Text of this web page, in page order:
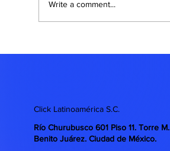
Write a comment...
Click Latinoamérica S.C.
Río Churubusco 601 Piso 11. Torre M.
Benito Juárez. Ciudad de México.